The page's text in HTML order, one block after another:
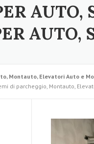
AUTO,
Montauto, Elevatori Auto e
di parcheggio, Montauto,